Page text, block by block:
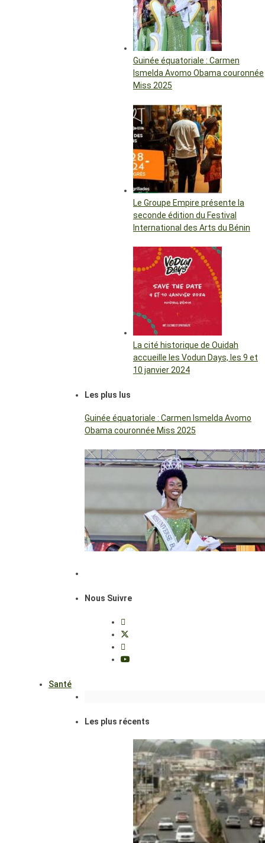
Guinée équatoriale : Carmen
Ismelda Avomo Obama couronnée
Miss 2025
Le Groupe Empire présente la
seconde édition du Festival
International des Arts du Bénin
La cité historique de Ouidah
accueille les Vodun Days, les 9 et
10 janvier 2024
Les plus lus
Guinée équatoriale : Carmen Ismelda Avomo
Obama couronnée Miss 2025
Nous Suivre
Santé
Les plus récents